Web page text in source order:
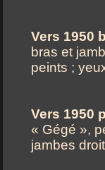
Vers 1950
bras et
peints ;
Vers 1950
« Gégé »,
jambes